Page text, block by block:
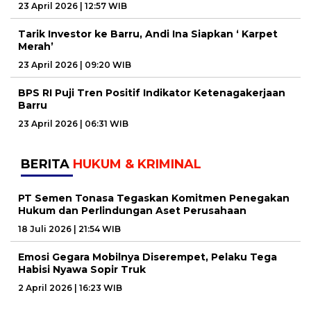
23 April 2026 | 12:57 WIB
Tarik Investor ke Barru, Andi Ina Siapkan ‘ Karpet
Merah’
23 April 2026 | 09:20 WIB
BPS RI Puji Tren Positif Indikator Ketenagakerjaan
Barru
23 April 2026 | 06:31 WIB
BERITA HUKUM & KRIMINAL
PT Semen Tonasa Tegaskan Komitmen Penegakan
Hukum dan Perlindungan Aset Perusahaan
18 Juli 2026 | 21:54 WIB
Emosi Gegara Mobilnya Diserempet, Pelaku Tega
Habisi Nyawa Sopir Truk
2 April 2026 | 16:23 WIB